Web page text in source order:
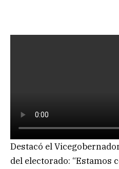
Destacó el
del electorado: